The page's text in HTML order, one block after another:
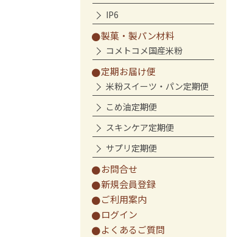
IP6
製菓・製パン材料
コメトコメ国産米粉
定期お届け便
米粉スイーツ・パン定期便
こめ油定期便
スキンケア定期便
サプリ定期便
お問合せ
新規会員登録
ご利用案内
ログイン
よくあるご質問